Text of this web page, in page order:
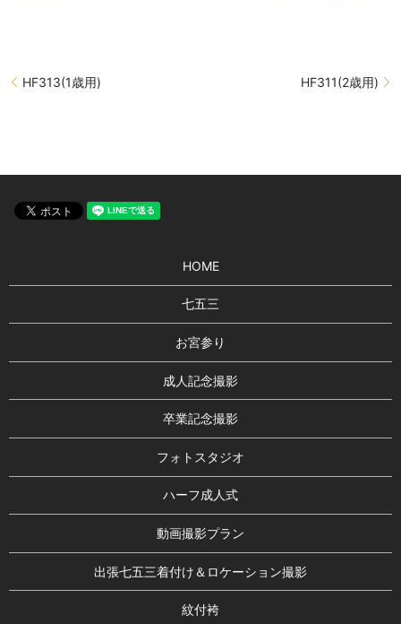
HF313(1歳用) HF311(2歳用)
HOME
七五三
お宮参り
成人記念撮影
卒業記念撮影
フォトスタジオ
ハーフ成人式
動画撮影プラン
出張七五三着付け＆ロケーション撮影
紋付袴